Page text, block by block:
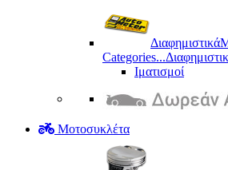
Διαφημιστικά
Categories...
Ιματισμοί
Μοτοσυκλέτα